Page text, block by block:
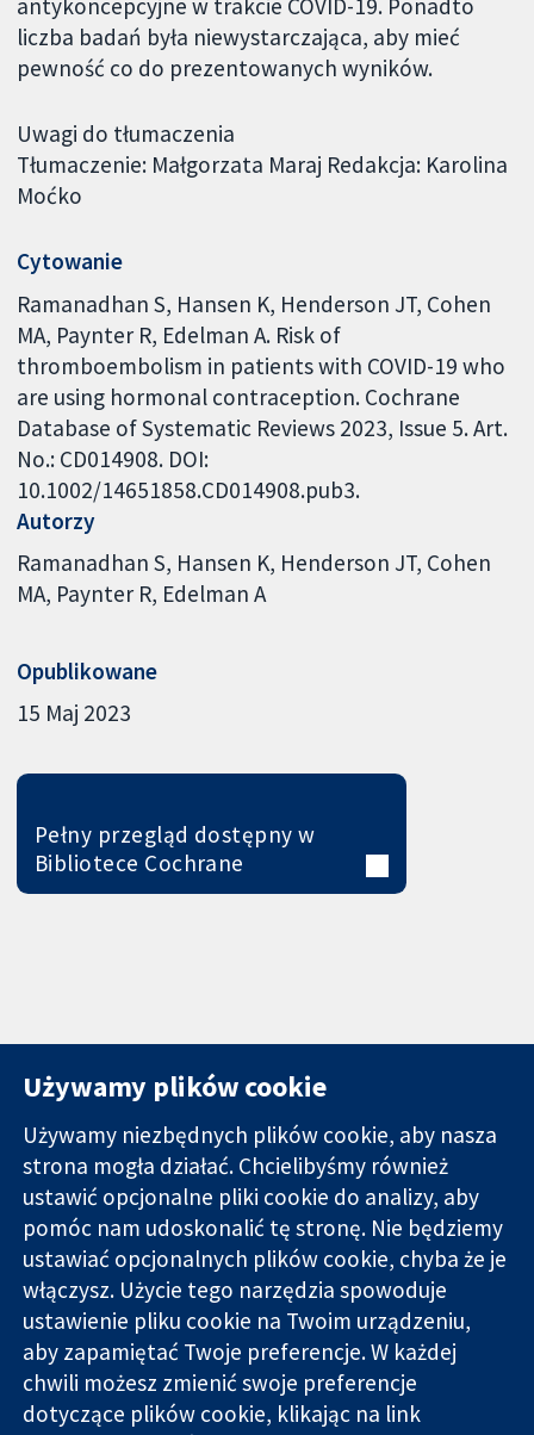
antykoncepcyjne w trakcie COVID-19. Ponadto
liczba badań była niewystarczająca, aby mieć
pewność co do prezentowanych wyników.
Uwagi do tłumaczenia
Tłumaczenie: Małgorzata Maraj Redakcja: Karolina
Moćko
Cytowanie
Ramanadhan S, Hansen K, Henderson JT, Cohen
MA, Paynter R, Edelman A. Risk of
thromboembolism in patients with COVID-19 who
are using hormonal contraception. Cochrane
Database of Systematic Reviews 2023, Issue 5. Art.
No.: CD014908. DOI:
10.1002/14651858.CD014908.pub3.
Autorzy
Ramanadhan S Hansen K Henderson JT Cohen
MA Paynter R Edelman A
Opublikowane
15 Maj 2023
Pełny przegląd dostępny w
Bibliotece Cochrane
Wiarygodne dane
naukowe.
Świadome
decyzje.
Lepsze zdrowie.
11-13 Cavendish
Square
Londyn
W1G 0AN
Wielka Brytania
Kontakt
Nowości
Biuro
prasowe
O nas
Praca
Cochrane
Library
Używamy plików cookie
Używamy niezbędnych plików cookie, aby nasza
strona mogła działać. Chcielibyśmy również
ustawić opcjonalne pliki cookie do analizy, aby
pomóc nam udoskonalić tę stronę. Nie będziemy
ustawiać opcjonalnych plików cookie, chyba że je
włączysz. Użycie tego narzędzia spowoduje
ustawienie pliku cookie na Twoim urządzeniu,
aby zapamiętać Twoje preferencje. W każdej
chwili możesz zmienić swoje preferencje
dotyczące plików cookie, klikając na link